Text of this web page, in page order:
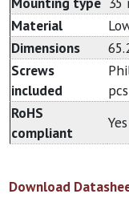
Material
Dimensions
Screws
included
pcs
RoHS
compliant
Yes
Download